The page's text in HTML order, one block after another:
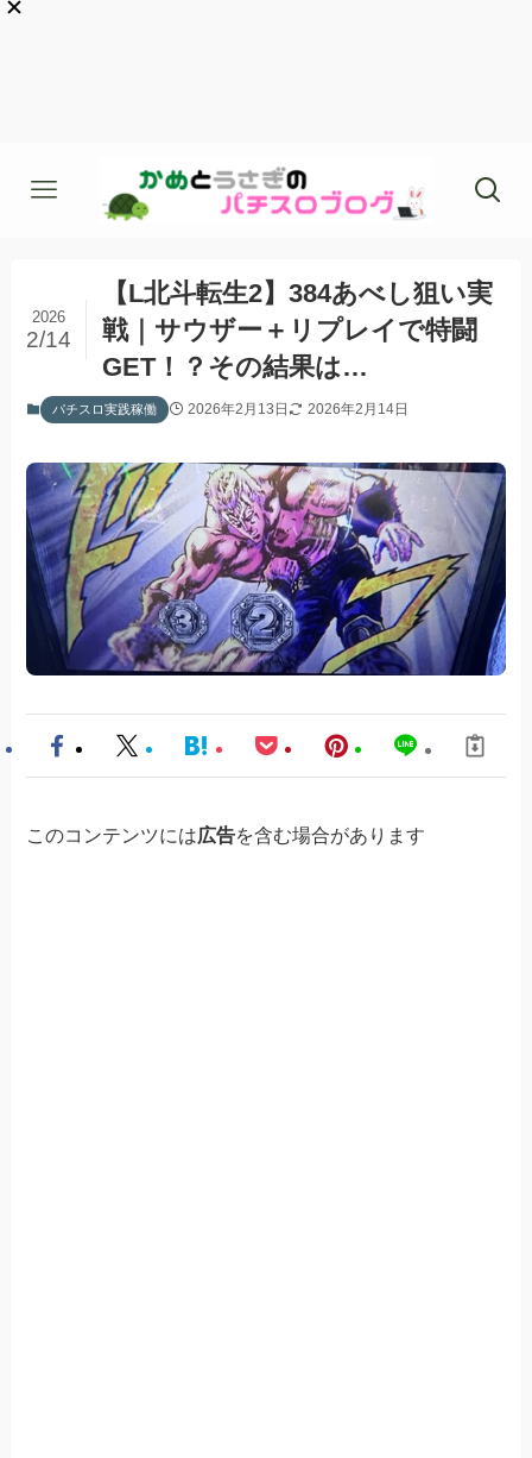
【L北斗転生2】384あべし狙い実
戦｜サウザー＋リプレイで特闘
GET！？その結果は…
2026
2/14
パチスロ実践稼働 2026年2月13日 2026年2月14日
このコンテンツには広告を含む場合があります